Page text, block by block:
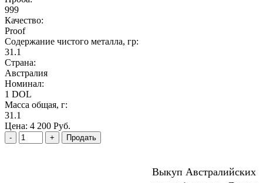
999
Качество:
Proof
Содержание чистого металла, гр:
31.1
Страна:
Австралия
Номинал:
1 DOL
Масса общая, г:
31.1
Цена: 4 200 Руб.
Выкуп Австралийских